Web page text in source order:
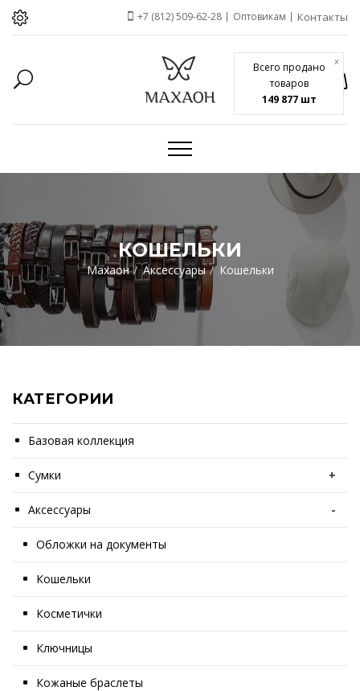
Всего продано
товаров
149 877 шт
x
+7 (812) 509-62-28 Оптовикам Контакты
КОШЕЛЬКИ
Махаон Аксессуары Кошельки
КАТЕГОРИИ
Базовая коллекция
Сумки +
Аксессуары -
Обложки на документы
Кошельки
Косметички
Ключницы
Кожаные браслеты